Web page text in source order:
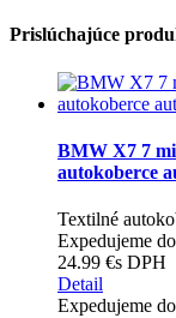
Prislúchajúce
BMW X7 7
autokoberce
Textilné
Expedujeme
24.99 €s DPH
Detail
Expedujeme